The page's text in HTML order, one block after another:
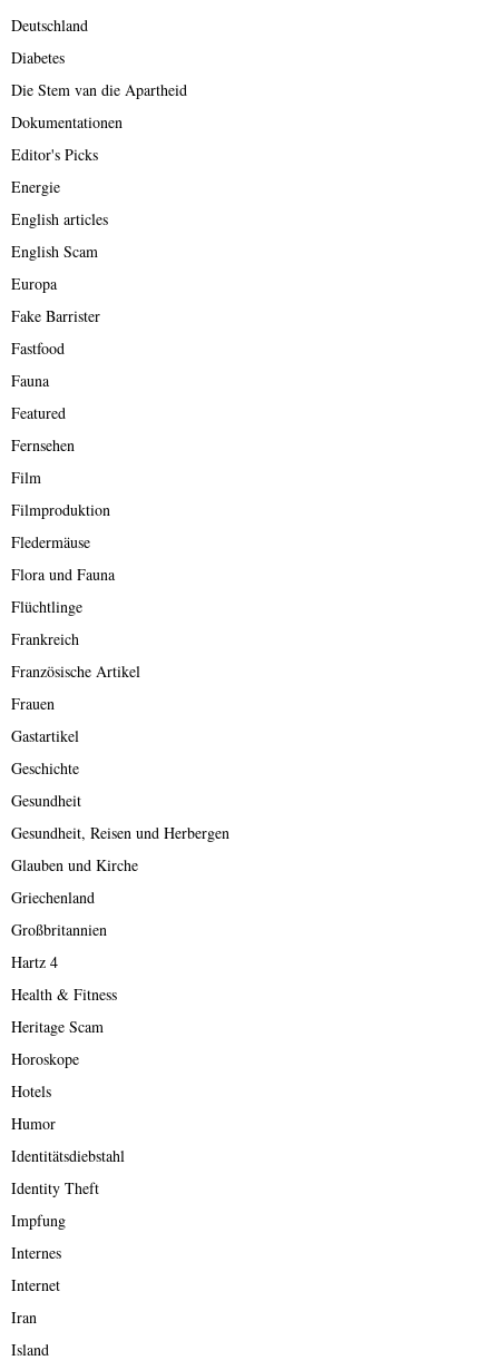
Deutschland
Diabetes
Die Stem van die Apartheid
Dokumentationen
Editor's Picks
Energie
English articles
English Scam
Europa
Fake Barrister
Fastfood
Fauna
Featured
Fernsehen
Film
Filmproduktion
Fledermäuse
Flora und Fauna
Flüchtlinge
Frankreich
Französische Artikel
Frauen
Gastartikel
Geschichte
Gesundheit
Gesundheit, Reisen und Herbergen
Glauben und Kirche
Griechenland
Großbritannien
Hartz 4
Health & Fitness
Heritage Scam
Horoskope
Hotels
Humor
Identitätsdiebstahl
Identity Theft
Impfung
Internes
Internet
Iran
Island